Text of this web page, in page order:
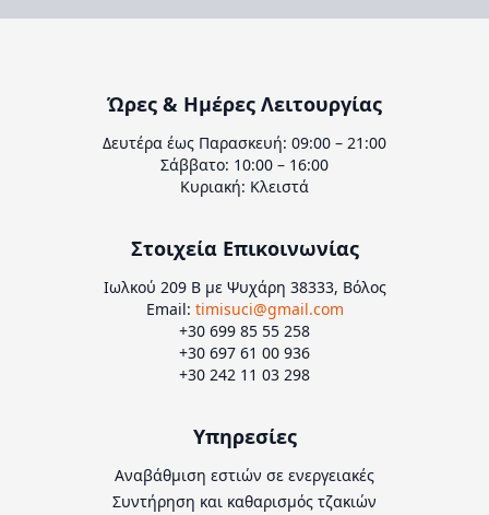
Ώρες & Ημέρες Λειτουργίας
Δευτέρα έως Παρασκευή: 09:00 – 21:00
Σάββατο: 10:00 – 16:00
Κυριακή: Κλειστά
Στοιχεία Επικοινωνίας
Ιωλκού 209 Β με Ψυχάρη 38333, Βόλος
Email: timisuci@gmail.com
+30 699 85 55 258
+30 697 61 00 936
+30 242 11 03 298
Υπηρεσίες
Αναβάθμιση εστιών σε ενεργειακές
Συντήρηση και καθαρισμός τζακιών